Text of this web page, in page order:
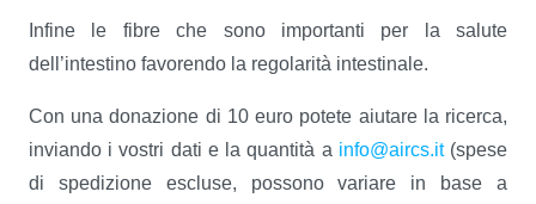
Infine le fibre che sono importanti per la salute
dell’intestino favorendo la regolarità intestinale.
Con una donazione di 10 euro potete aiutare la ricerca,
inviando i vostri dati e la quantità a info@aircs.it(spese
di spedizione escluse, possono variare in base a